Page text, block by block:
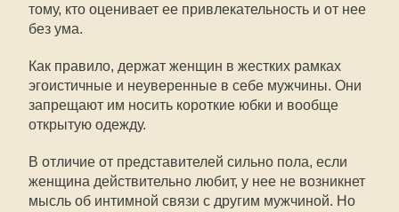
тому, кто оценивает ее привлекательность и от нее
без ума.
Как правило, держат женщин в жестких рамках
эгоистичные и неуверенные в себе мужчины. Они
запрещают им носить короткие юбки и вообще
открытую одежду.
В отличие от представителей сильно пола, если
женщина действительно любит, у нее не возникнет
мысль об интимной связи с другим мужчиной. Но